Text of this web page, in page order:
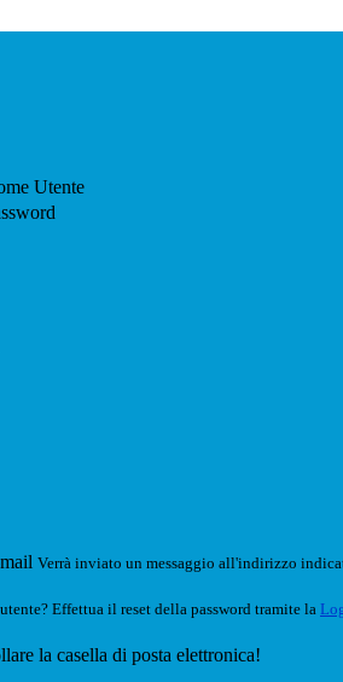
Utente
Verrà inviato un messaggio all'indirizzo
Effettua il reset della password tramite la
la casella di posta elettronica!